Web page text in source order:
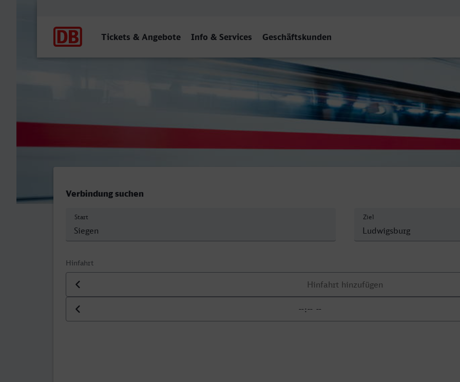
Tickets & Angebote Info & Services Geschäftskunden
Verbindung suchen
Start Ziel
Hinfahrt
Datum der Hinfahrt
Uhrzeit der Hinfahrt